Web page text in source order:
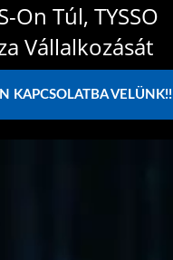
On Túl, TYSSO
Vállalkozását
KAPCSOLATBA VELÜNK!!